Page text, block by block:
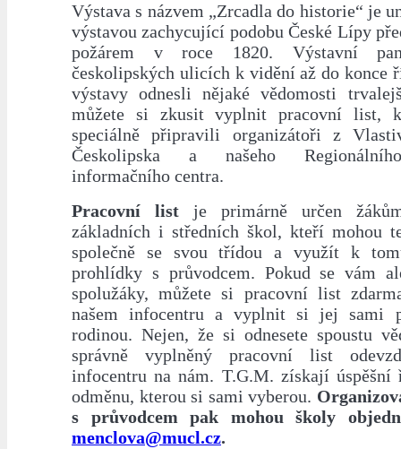
Výstava s názvem „Zrcadla do historie“ je
výstavou zachycující podobu České Lípy
požárem v roce 1820. Výstavní
českolipských ulicích k vidění až do konce
výstavy odnesli nějaké vědomosti
můžete si zkusit vyplnit pracovní list,
speciálně připravili organizátoři z
Českolipska a našeho
informačního centra.
Pracovní list je primárně určen
základních i středních škol, kteří mohou
společně se svou třídou a využít k
prohlídky s průvodcem. Pokud se vám
spolužáky, můžete si pracovní list
našem infocentru a vyplnit si jej sami
rodinou. Nejen, že si odnesete spoustu
správně vyplněný pracovní list
infocentru na nám. T.G.M. získají úspěšní
odměnu, kterou si sami vyberou.
s průvodcem pak mohou školy
menclova@mucl.cz.